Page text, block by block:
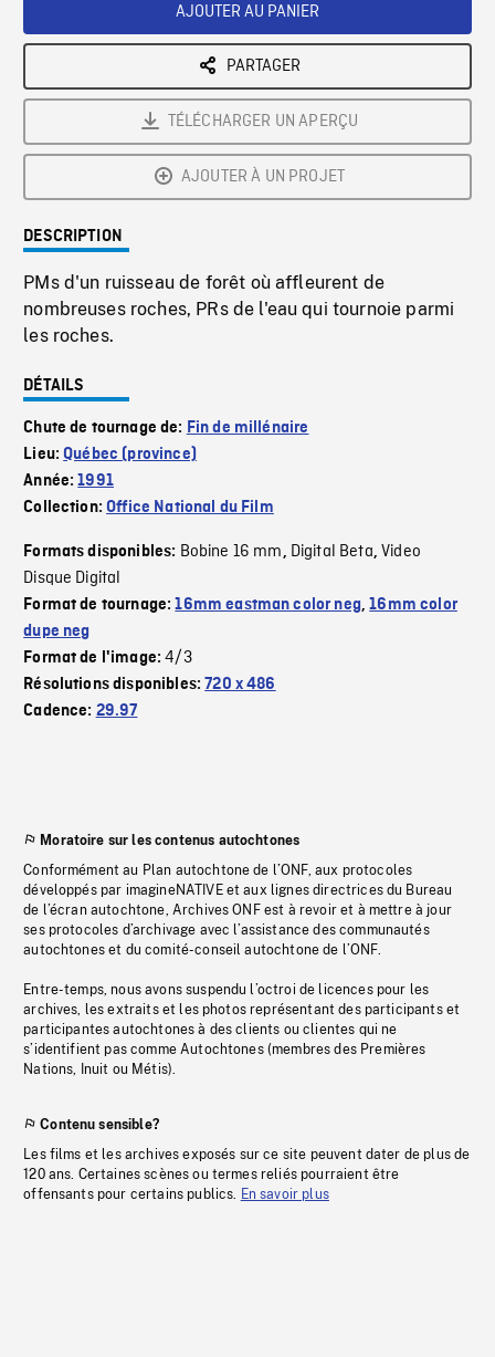
AJOUTER AU PANIER
PARTAGER
TÉLÉCHARGER UN APERÇU
AJOUTER À UN PROJET
DESCRIPTION
PMs d'un ruisseau de forêt où affleurent de
nombreuses roches, PRs de l'eau qui tournoie parmi
les roches.
DÉTAILS
Chute de tournage de: Fin de millénaire
Lieu:Québec (province)
Année:1991
Collection:Office National du Film
Formats disponibles: Bobine 16 mm, Digital Beta,Video
Disque Digital
Format de tournage:16mm eastman color neg,16mm color
dupe neg
Format de l'image:4/3
Résolutions disponibles:720 x 486
Cadence: 29.97
Moratoire sur les contenus autochtones
Conformément au Plan autochtone de l’ONF, aux protocoles
développés par imagineNATIVE et aux lignes directrices du Bureau
de l’écran autochtone, Archives ONF est à revoir et à mettre à jour
ses protocoles d’archivage avec l’assistance des communautés
autochtones et du comité-conseil autochtone de l’ONF.
Entre-temps, nous avons suspendu l’octroi de licences pour les
archives, les extraits et les photos représentant des participants et
participantes autochtones à des clients ou clientes qui ne
s’identifient pas comme Autochtones (membres des Premières
Nations, Inuit ou Métis).
Contenu sensible?
Les films et les archives exposés sur ce site peuvent dater de plus de
120 ans. Certaines scènes ou termes reliés pourraient être
offensants pour certains publics. En savoir plus